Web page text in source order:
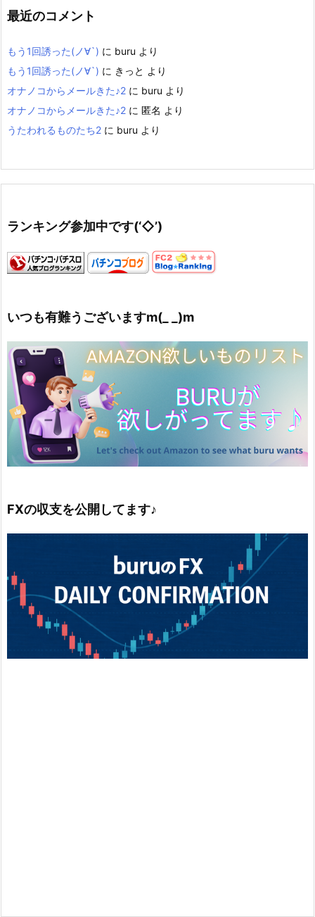
最近のコメント
もう1回誘った(ノ∀`) に buru より
もう1回誘った(ノ∀`) に きっと より
オナノコからメールきた♪2 に buru より
オナノコからメールきた♪2 に 匿名 より
うたわれるものたち2 に buru より
ランキング参加中です(‘◇’)ゞ
いつも有難うございますm(_ _)m
FXの収支を公開してます♪